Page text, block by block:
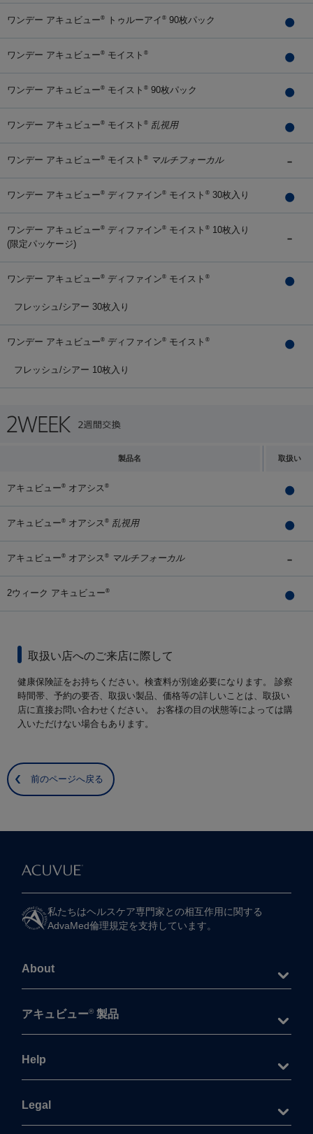
ワンデー アキュビュー® トゥルーアイ ® 90枚パック
ワンデー アキュビュー® モイスト ®
ワンデー アキュビュー® モイスト ® 90枚パック
ワンデー アキュビュー® モイスト ® 乱視用
ワンデー アキュビュー® モイスト ® マルチフォーカル
ワンデー アキュビュー® ディファイン® モイスト ® 30枚入り
ワンデー アキュビュー® ディファイン® モイスト ® 10枚入り
(限定パッケージ)
ワンデー アキュビュー® ディファイン® モイスト ®
フレッシュ/シアー 30枚入り
ワンデー アキュビュー® ディファイン® モイスト ®
フレッシュ/シアー 10枚入り
製品名 取扱い
アキュビュー® オアシス ®
アキュビュー® オアシス ® 乱視用
アキュビュー® オアシス ® マルチフォーカル
2ウィーク アキュビュー®
取扱い店へのご来店に際して
健康保険証をお持ちください。検査料が別途必要になります。 診察
時間帯、予約の要否、取扱い製品、価格等の詳しいことは、取扱い
店に直接お問い合わせください。 お客様の目の状態等によっては購
入いただけない場合もあります。
前のページへ戻る
私たちは​ヘルスケア専門家との​相互作用に​関する​
AdvaMed倫理規定を​支持しています。
About
アキュビュー® 製品
Help
Legal